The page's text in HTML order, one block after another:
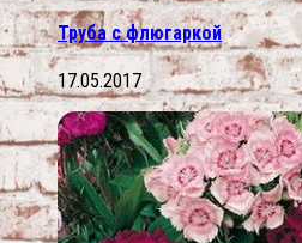
Труба с флюгаркой
17.05.2017